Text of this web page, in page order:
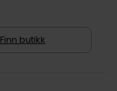
Finn butikk